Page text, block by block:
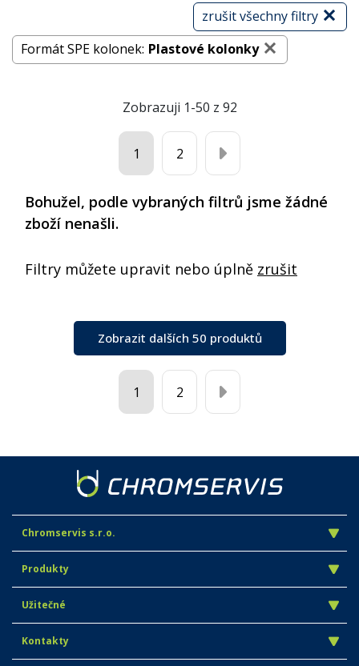
zrušit všechny filtry
Formát SPE kolonek: Plastové kolonky
Zobrazuji 1-50 z 92
1 2
Bohužel, podle vybraných filtrů jsme žádné
zboží nenašli.
Filtry můžete upravit nebo úplně zrušit
Zobrazit dalších 50 produktů
1 2
Chromservis s.r.o.
Produkty
Užitečné
Kontakty